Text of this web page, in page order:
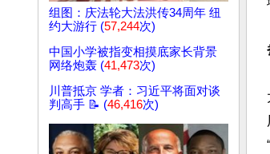
组图：庆法轮大法洪传34周年 纽
约大游行 (57,244次)
中国小学被指变相摸底家长背景
网络炮轰 (41,473次)
川普抵京 学者：习近平将面对谈
判高手 📝 (46,416次)